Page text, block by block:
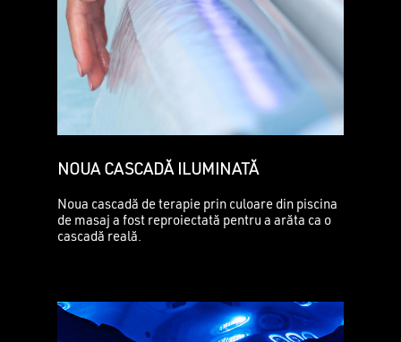
NOUA CASCADĂ ILUMINATĂ
Noua cascadă de terapie prin culoare din piscina
de masaj a fost reproiectată pentru a arăta ca o
cascadă reală.